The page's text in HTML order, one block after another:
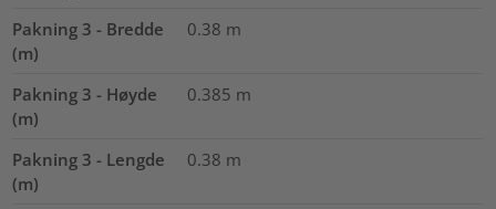
Pakning 3 - Bredde
(m)
0.38 m
Pakning 3 - Høyde
(m)
0.385 m
Pakning 3 - Lengde
(m)
0.38 m